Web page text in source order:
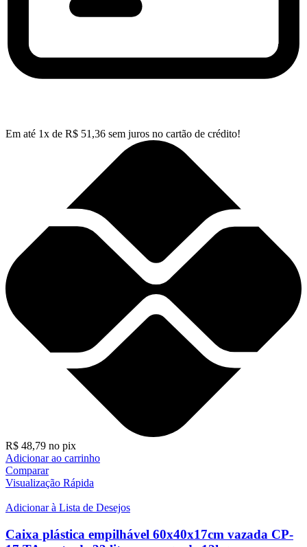
Em até 1x de R$ 51,36 sem juros no cartão de crédito!
R$ 48,79 no pix
Adicionar ao carrinho
Comparar
Visualização Rápida
Adicionar à Lista de Desejos
Caixa plástica empilhável 60x40x17cm vazada CP-